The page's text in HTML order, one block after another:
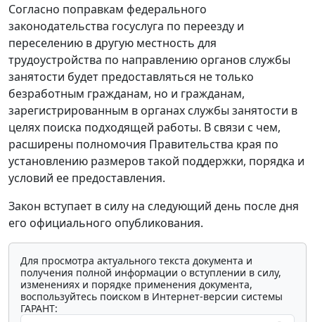
Согласно поправкам федерального
законодательства госуслуга по переезду и
переселению в другую местность для
трудоустройства по направлению органов службы
занятости будет предоставляться не только
безработным гражданам, но и гражданам,
зарегистрированным в органах службы занятости в
целях поиска подходящей работы. В связи с чем,
расширены полномочия Правительства края по
установлению размеров такой поддержки, порядка и
условий ее предоставления.
Закон вступает в силу на следующий день после дня
его официального опубликования.
Для просмотра актуального текста документа и
получения полной информации о вступлении в силу,
изменениях и порядке применения документа,
воспользуйтесь поиском в Интернет-версии системы
ГАРАНТ: